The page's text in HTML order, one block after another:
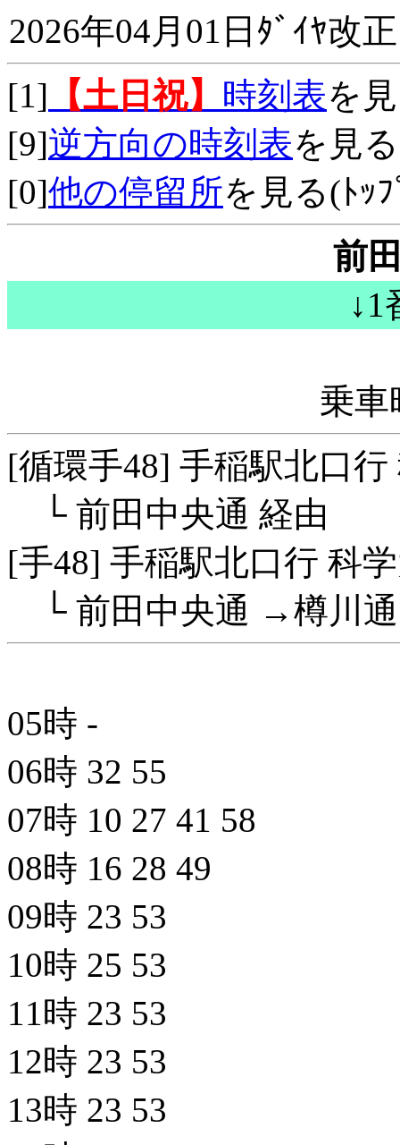
2026年04月01日ﾀﾞｲﾔ改正
[1] 【土日祝】 時刻表を
[9]逆方向の時刻表を見る
[0]他の停留所を見る(ﾄｯ
前
↓1
乗車
[循環手48] 手稲駅北口行
└ 前田中央通 経由
[手48] 手稲駅北口行 科
└ 前田中央通 →樽川通
05時 -
06時 32 55
07時 10 27 41 58
08時 16 28 49
09時 23 53
10時 25 53
11時 23 53
12時 23 53
13時 23 53